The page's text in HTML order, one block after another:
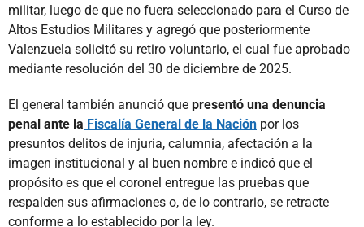
militar, luego de que no fuera seleccionado para el Curso de
Altos Estudios Militares y agregó que posteriormente
Valenzuela solicitó su retiro voluntario, el cual fue aprobado
mediante resolución del 30 de diciembre de 2025.
El general también anunció que presentó una denuncia
penal ante la Fiscalía General de la Nación por los
presuntos delitos de injuria, calumnia, afectación a la
imagen institucional y al buen nombre e indicó que el
propósito es que el coronel entregue las pruebas que
respalden sus afirmaciones o, de lo contrario, se retracte
conforme a lo establecido por la ley.